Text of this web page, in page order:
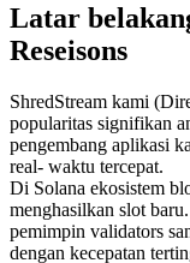
Latar
Reseisons
ShredStream kami
popularitas signifikan
pengembang aplikasi
real- waktu tercepat.
Di Solana ekosistem
menghasilkan slot
pemimpin validators
dengan kecepatan